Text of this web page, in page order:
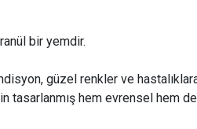
bir yemdir.
güzel renkler ve
tasarlanmış hem evrensel hem